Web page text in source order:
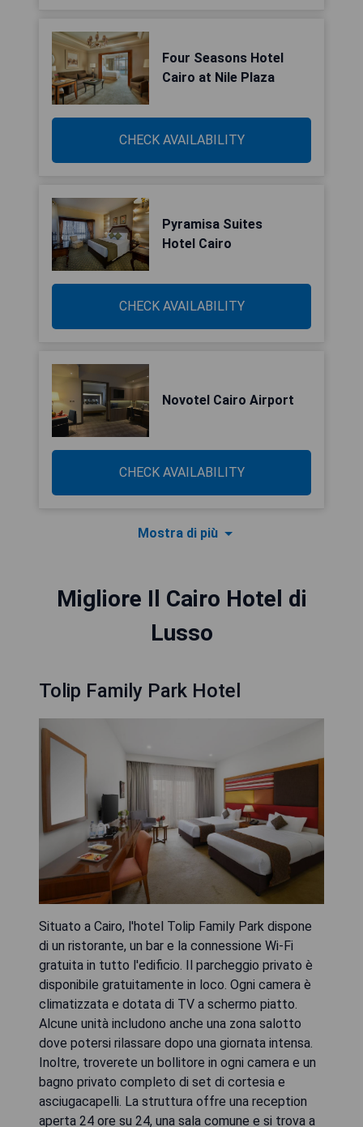
Four Seasons Hotel
Cairo at Nile Plaza
CHECK AVAILABILITY
Pyramisa Suites
Hotel Cairo
CHECK AVAILABILITY
Novotel Cairo Airport
CHECK AVAILABILITY
Mostra di più
Migliore Il Cairo Hotel di
Lusso
Tolip Family Park Hotel
Situato a Cairo, l'hotel Tolip Family Park dispone
di un ristorante, un bar e la connessione Wi-Fi
gratuita in tutto l'edificio. Il parcheggio privato è
disponibile gratuitamente in loco. Ogni camera è
climatizzata e dotata di TV a schermo piatto.
Alcune unità includono anche una zona salotto
dove potersi rilassare dopo una giornata intensa.
Inoltre, troverete un bollitore in ogni camera e un
bagno privato completo di set di cortesia e
asciugacapelli. La struttura offre una reception
aperta 24 ore su 24, una sala comune e si trova a